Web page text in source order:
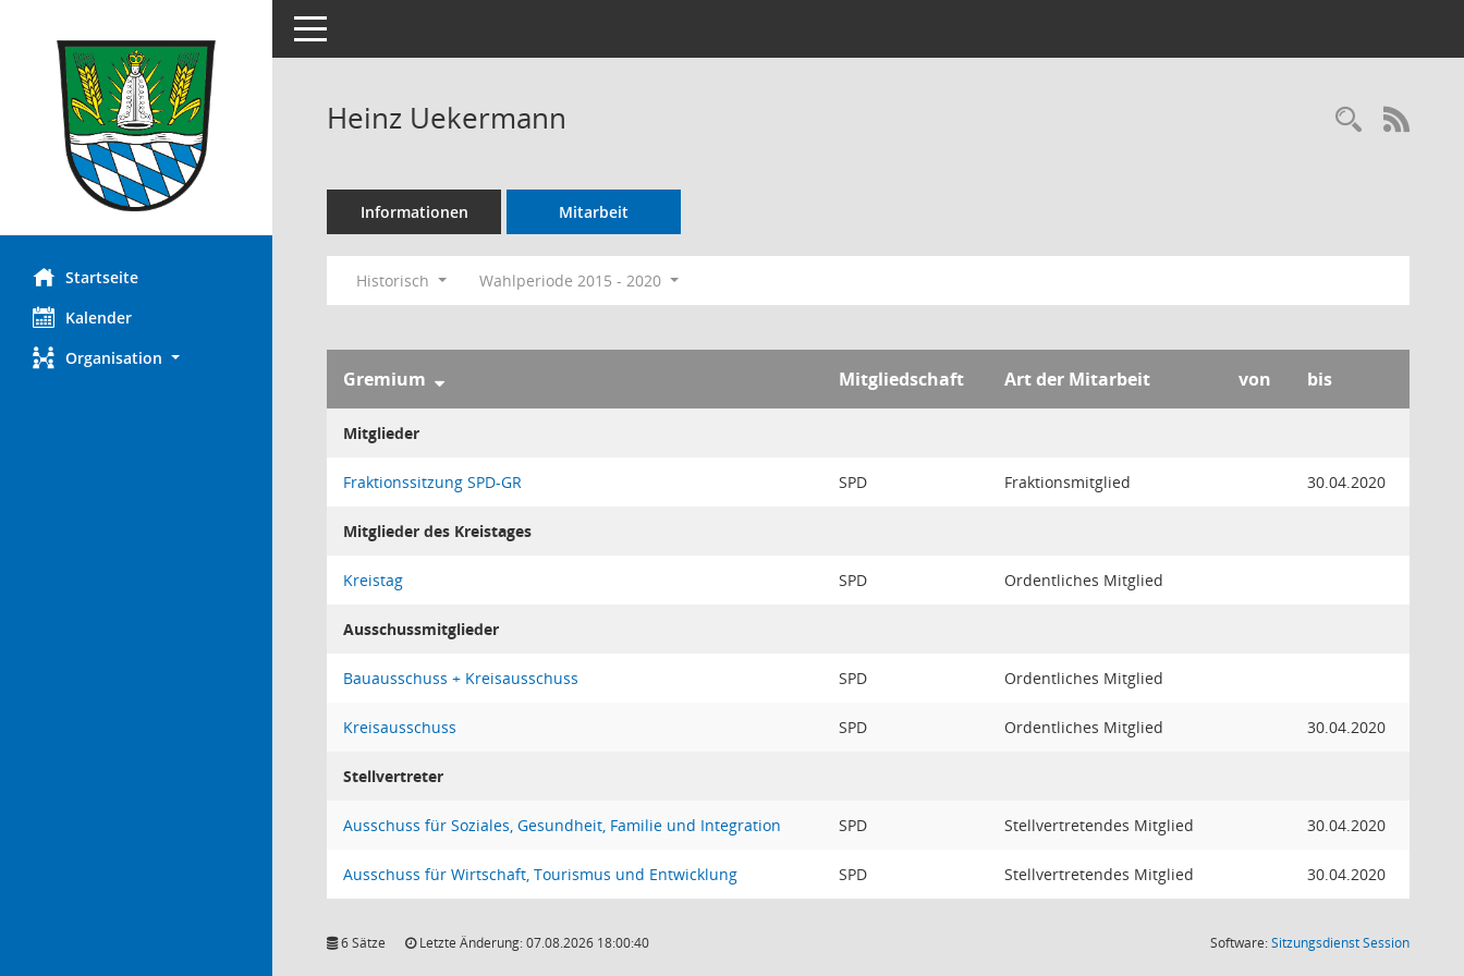
Startseite
Kalender
Organisation
Toggle navigation
Heinz Uekermann
Informationen Mitarbeit
Historisch Wahlperiode 2015 - 2020
Gremium Mitgliedschaft Art der Mitarbeit von bis
Mitglieder
Fraktionssitzung SPD-GR SPD Fraktionsmitglied 30.04.2020
Mitglieder des Kreistages
Kreistag SPD Ordentliches Mitglied
Ausschussmitglieder
Bauausschuss + Kreisausschuss SPD Ordentliches Mitglied
Kreisausschuss SPD Ordentliches Mitglied 30.04.2020
Stellvertreter
Ausschuss für Soziales, Gesundheit, Familie und Integration SPD Stellvertretendes Mitglied 30.04.2020
Ausschuss für Wirtschaft, Tourismus und Entwicklung SPD Stellvertretendes Mitglied 30.04.2020
6 Sätze Letzte Änderung: 07.08.2026 18:00:40 Software:SitzungsdienstSession(Wird in